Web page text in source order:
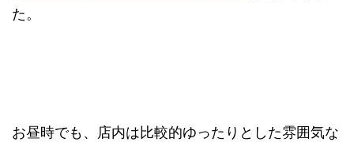
た。
お昼時でも、店内は比較的ゆったりとした雰囲気な